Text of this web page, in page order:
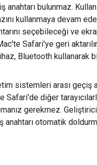
bulunmaz.
kullanmaya devam
seçebileceği ve
Safari'ye geri
Bluetooth kullanarak
sistemleri arası geçiş
Safari'de diğer
gerekmez.
anahtarı otomatik